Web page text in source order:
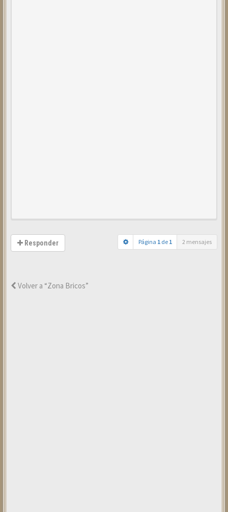
Responder Página 1 de 1 2 mensajes
Volver a “Zona Bricos”